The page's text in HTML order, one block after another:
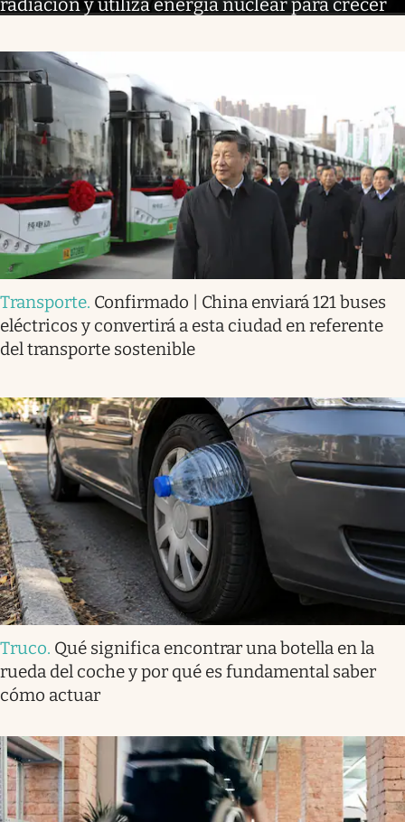
radiación y utiliza energía nuclear para crecer
Transporte. Confirmado | China enviará 121 buses
eléctricos y convertirá a esta ciudad en referente
del transporte sostenible
Truco. Qué significa encontrar una botella en la
rueda del coche y por qué es fundamental saber
cómo actuar